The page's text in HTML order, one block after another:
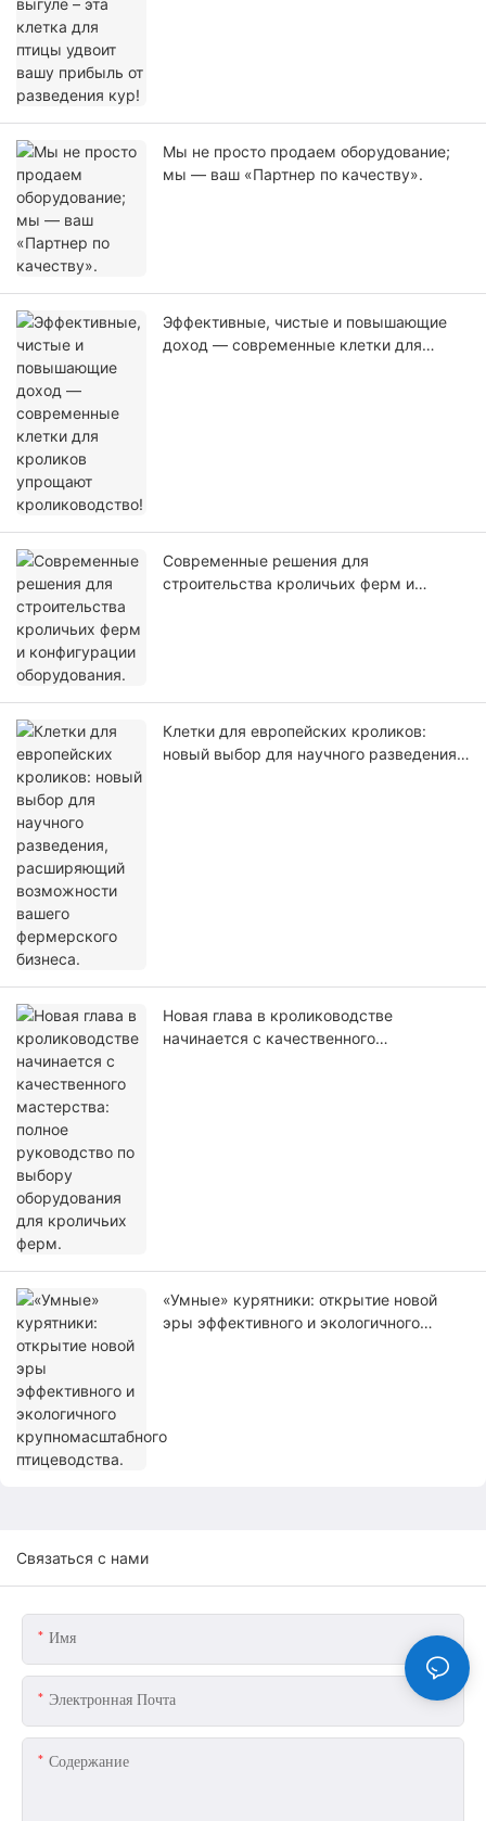
Мы не просто продаем оборудование;
мы — ваш «Партнер по качеству».
Эффективные, чистые и повышающие
доход — современные клетки для
Современные решения для
строительства кроличьих ферм и
Клетки для европейских кроликов:
новый выбор для научного разведения,
Новая глава в кролиководстве
начинается с качественного
«Умные» курятники: открытие новой
эры эффективного и экологичного
Связаться с нами
Имя
Электронная Почта
Содержание